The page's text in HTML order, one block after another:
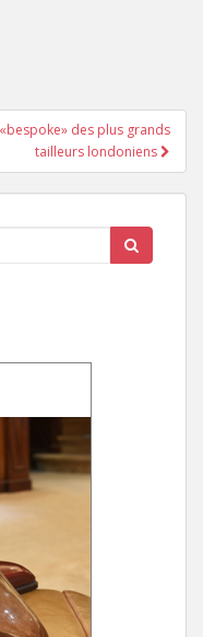
des plus grands
tailleurs londoniens